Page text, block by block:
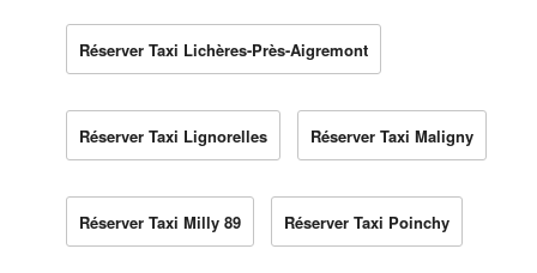
Réserver Taxi Lichères-Près-Aigremont
Réserver Taxi Lignorelles Réserver Taxi Maligny
Réserver Taxi Milly 89 Réserver Taxi Poinchy